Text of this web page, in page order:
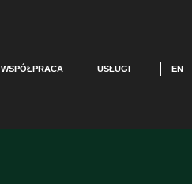
WSPÓŁPRACA USŁUGI EN